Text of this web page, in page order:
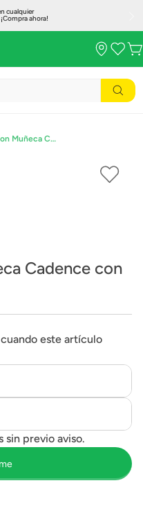
cualquier
ahora!
Our Generation Muñeca Cadence con su Perro Cookie
Cadence con
este artículo